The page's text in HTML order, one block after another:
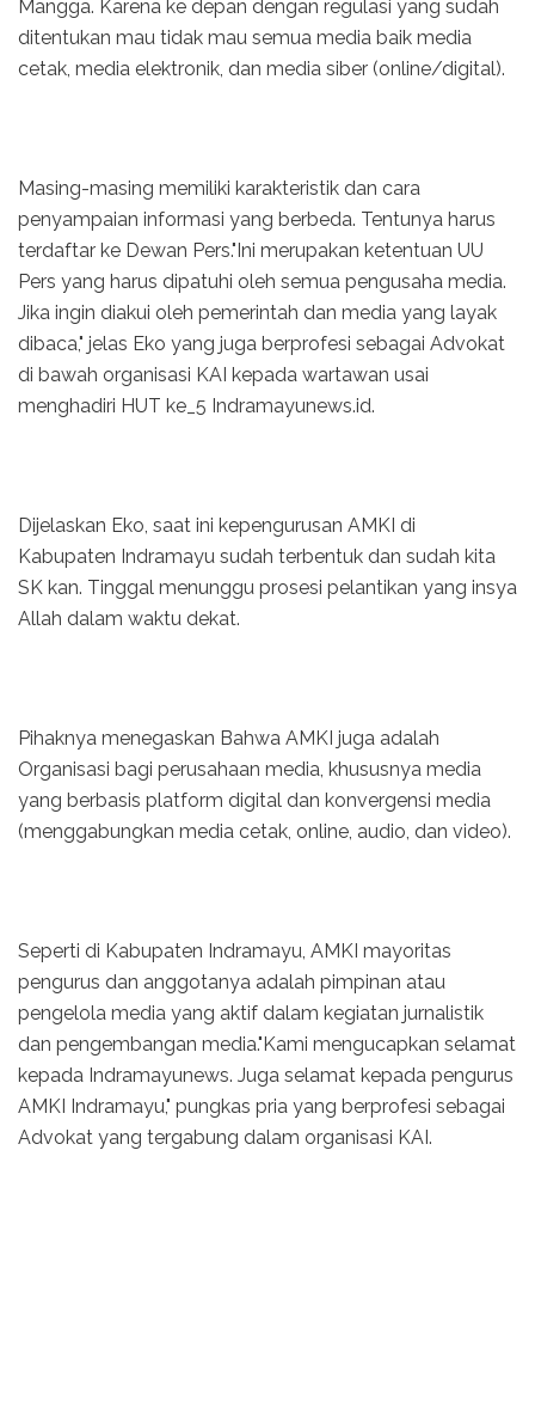
Mangga. Karena ke depan dengan regulasi yang sudah
ditentukan mau tidak mau semua media baik media
cetak, media elektronik, dan media siber (online/digital).
Masing-masing memiliki karakteristik dan cara
penyampaian informasi yang berbeda. Tentunya harus
terdaftar ke Dewan Pers."Ini merupakan ketentuan UU
Pers yang harus dipatuhi oleh semua pengusaha media.
Jika ingin diakui oleh pemerintah dan media yang layak
dibaca," jelas Eko yang juga berprofesi sebagai Advokat
di bawah organisasi KAI kepada wartawan usai
menghadiri HUT ke_5 Indramayunews.id.
Dijelaskan Eko, saat ini kepengurusan AMKI di
Kabupaten Indramayu sudah terbentuk dan sudah kita
SK kan. Tinggal menunggu prosesi pelantikan yang insya
Allah dalam waktu dekat.
Pihaknya menegaskan Bahwa AMKI juga adalah
Organisasi bagi perusahaan media, khususnya media
yang berbasis platform digital dan konvergensi media
(menggabungkan media cetak, online, audio, dan video).
Seperti di Kabupaten Indramayu, AMKI mayoritas
pengurus dan anggotanya adalah pimpinan atau
pengelola media yang aktif dalam kegiatan jurnalistik
dan pengembangan media."Kami mengucapkan selamat
kepada Indramayunews. Juga selamat kepada pengurus
AMKI Indramayu," pungkas pria yang berprofesi sebagai
Advokat yang tergabung dalam organisasi KAI.